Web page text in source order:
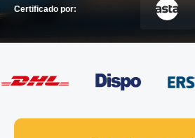
Certificado por: